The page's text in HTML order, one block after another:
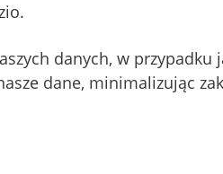
danych, w przypadku
dane, minimalizując